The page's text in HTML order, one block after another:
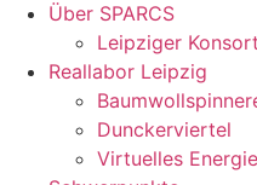
Über SPARCS
Leipziger
Reallabor Leipzig
Dunckerviertel
Virtuelles